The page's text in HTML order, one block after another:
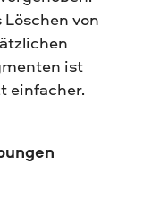
Löschen von
ist
einfacher.